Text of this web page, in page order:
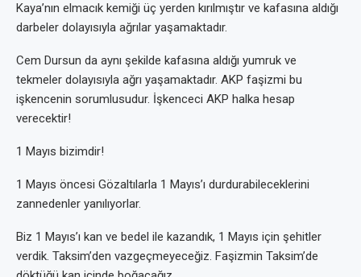
Kaya’nın elmacık kemiği üç yerden kırılmıştır ve kafasına aldığı
darbeler dolayısıyla ağrılar yaşamaktadır.
Cem Dursun da aynı şekilde kafasına aldığı yumruk ve
tekmeler dolayısıyla ağrı yaşamaktadır. AKP faşizmi bu
işkencenin sorumlusudur. İşkenceci AKP halka hesap
verecektir!
1 Mayıs bizimdir!
1 Mayıs öncesi Gözaltılarla 1 Mayıs’ı durdurabileceklerini
zannedenler yanılıyorlar.
Biz 1 Mayıs’ı kan ve bedel ile kazandık, 1 Mayıs için şehitler
verdik. Taksim’den vazgeçmeyeceğiz. Faşizmin Taksim’de